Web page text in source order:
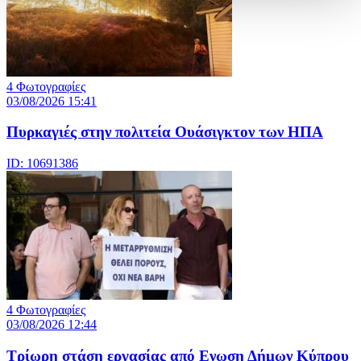
4 Φωτογραφίες
03/08/2026 15:41
Πυρκαγιές στην πολιτεία Ουάσιγκτον των ΗΠΑ
ID: 10691386
4 Φωτογραφίες
03/08/2026 12:44
Τρίωρη στάση εργασίας από Ενωση Δήμων Κύπρου